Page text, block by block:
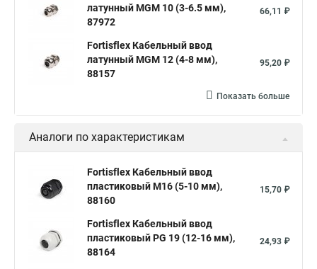
латунный МGM 10 (3-6.5 мм),
87972
66,11 ₽
Fortisflex Кабельный ввод
латунный МGM 12 (4-8 мм),
88157
95,20 ₽
Показать больше
Аналоги по характеристикам
Fortisflex Кабельный ввод
пластиковый М16 (5-10 мм),
88160
15,70 ₽
Fortisflex Кабельный ввод
пластиковый PG 19 (12-16 мм),
88164
24,93 ₽